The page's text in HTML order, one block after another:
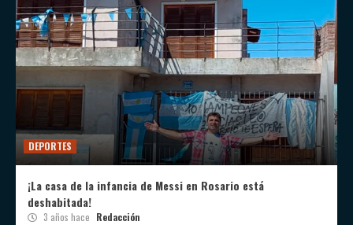
DEPORTES
¡La casa de la infancia de Messi en Rosario está
deshabitada!
3 años hace Redacción